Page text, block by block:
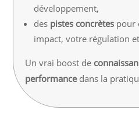
développement,
des pistes concrètes pour
impact, votre régulation
Un vrai boost de
performancedans la